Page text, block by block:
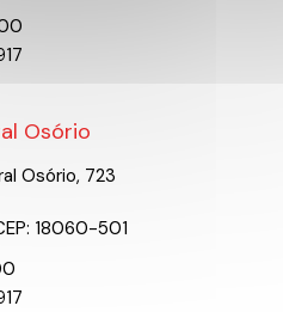
Osório
Osório, 723
18060-501